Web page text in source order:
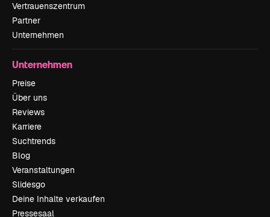
Vertrauenszentrum
Partner
Unternehmen
Unternehmen
Preise
Über uns
Reviews
Karriere
Suchtrends
Blog
Veranstaltungen
Slidesgo
Deine Inhalte verkaufen
Pressesaal